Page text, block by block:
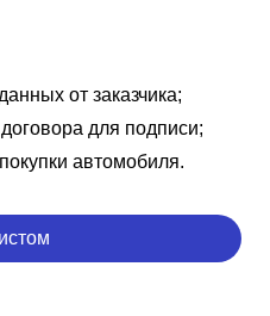
от заказчика;
для подписи;
автомобиля.